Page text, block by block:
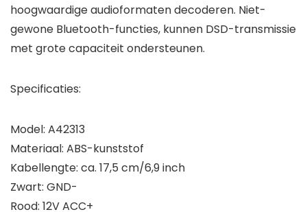
hoogwaardige audioformaten decoderen. Niet-
gewone Bluetooth-functies, kunnen DSD-transmissie
met grote capaciteit ondersteunen.
Specificaties:
Model: A42313
Materiaal: ABS-kunststof
Kabellengte: ca. 17,5 cm/6,9 inch
Zwart: GND-
Rood: 12V ACC+